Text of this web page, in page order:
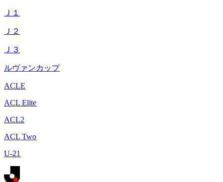
Ｊ１
Ｊ２
Ｊ３
ルヴァンカップ
ACLE
ACL Elite
ACL2
ACL Two
U-21